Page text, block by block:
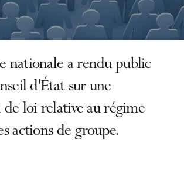
nationale a rendu public
d'État sur une
loi relative au régime
actions de groupe.